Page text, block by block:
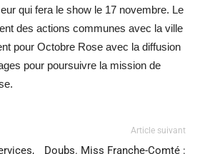
qui fera le show le 17 novembre. Le
des actions communes avec la ville
pour Octobre Rose avec la diffusion
pour poursuivre la mission de
Article suivant
Doubs. Miss Franche-Comté :